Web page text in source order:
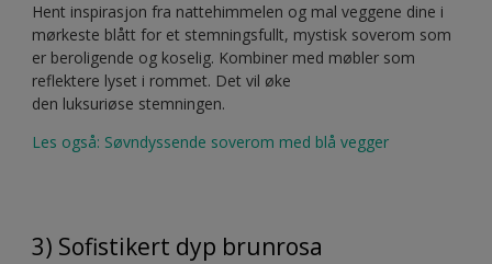
Hent inspirasjon fra nattehimmelen og mal veggene dine i
mørkeste blått for et stemningsfullt, mystisk soverom som
er beroligende og koselig. Kombiner med møbler som
reflektere lyset i rommet. Det vil øke
den luksuriøse stemningen.
Les også: Søvndyssende soverom med blå vegger
3) Sofistikert dyp brunrosa